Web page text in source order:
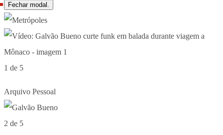
Fechar modal.
1 de 5
Arquivo Pessoal
2 de 5